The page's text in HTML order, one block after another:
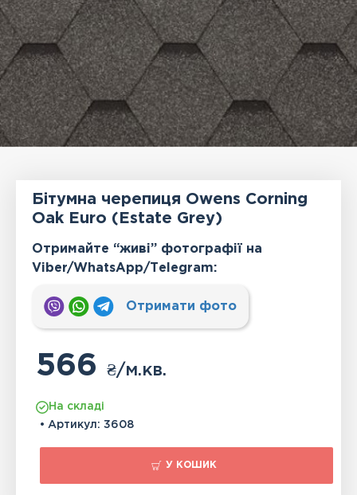
Бітумна черепиця Owens Corning
Oak Euro (Estate Grey)
Отримайте “живі” фотографії на
Viber/WhatsApp/Тelegram:
Отримати фото
566₴/м.кв.
На складі
• Артикул: 3608
У КОШИК